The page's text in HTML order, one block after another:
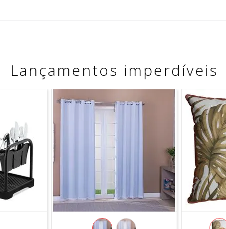
Lançamentos imperdíveis